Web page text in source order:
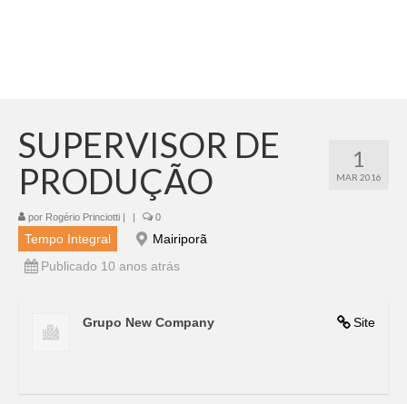
1
MAR 2016
SUPERVISOR DE
PRODUÇÃO
por Rogério Princiotti | | 0
Tempo Integral
Mairiporã
Publicado 10 anos atrás
Site
Grupo New Company